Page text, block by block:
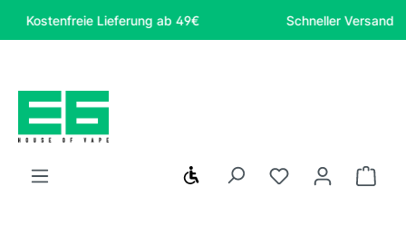
Zum Hauptinhalt springen
Kostenfreie Lieferung ab 49€ Schneller Versand
Werkzeugleiste anzeigen
Du hast 0